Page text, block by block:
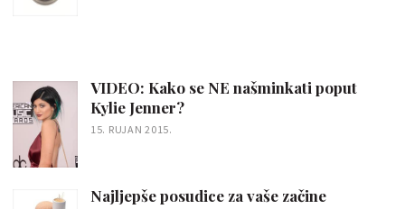
VIDEO: Kako se NE našminkati poput
Kylie Jenner?
15. RUJAN 2015.
Najljepše posudice za vaše začine